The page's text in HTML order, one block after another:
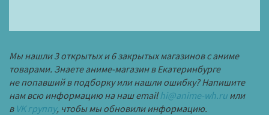
Мы нашли 3 открытых и 6 закрытых магазинов с аниме
товарами. Знаете аниме-магазин в Екатеринбурге
не попавший в подборку или нашли ошибку? Напишите
нам всю информацию на наш emailhi@anime-wh.ru или
в VK группу, чтобы мы обновили информацию.